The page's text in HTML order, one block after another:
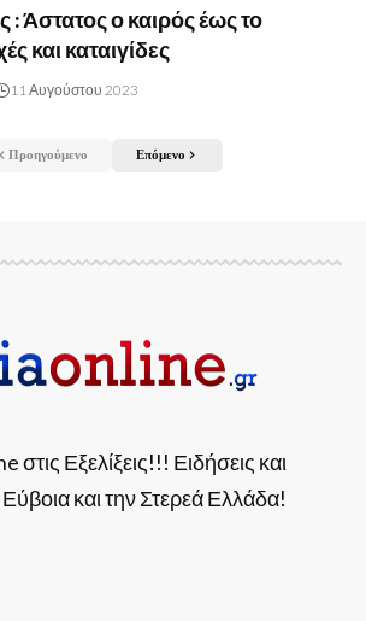
: Άστατος ο καιρός έως το
και καταιγίδες
11 Αυγούστου 2023
Προηγούμενο Επόμενο
στις Εξελίξεις!!! Ειδήσεις και
και την Στερεά Ελλάδα!